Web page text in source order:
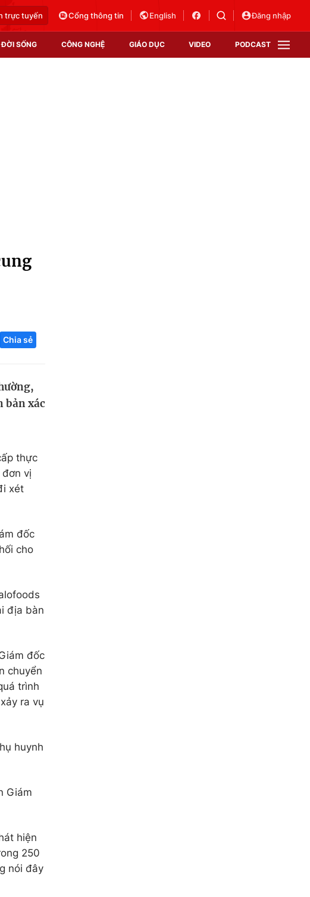
trực tuyến Cổng thông tin English Đăng nhập
ĐỜI SỐNG CÔNG NGHỆ GIÁO DỤC VIDEO PODCAST
Công nghệ tương lai
Chia sẻ
bản xác
thực
vị
xét
đốc
cho
địa bàn
đốc
chuyển
trình
ra vụ
huynh
Giám
hiện
250
nói đây